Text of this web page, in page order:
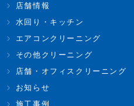
店舗情報
水回り・キッチン
エアコンクリーニング
その他クリーニング
店舗・オフィスクリーニング
お知らせ
施工事例